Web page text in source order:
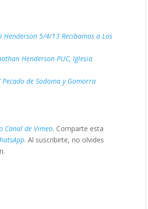
Henderson 5/4/13 Recibamos a Los
Henderson PUC, Iglesia
Pecado de Sodoma y Gomorra
Canal de Vimeo. Comparte esta
. Al suscribirte, no olvides